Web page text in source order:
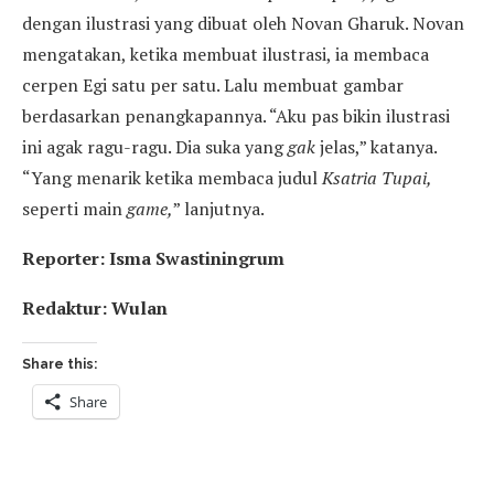
dengan ilustrasi yang dibuat oleh Novan Gharuk. Novan
mengatakan, ketika membuat ilustrasi, ia membaca
cerpen Egi satu per satu. Lalu membuat gambar
berdasarkan penangkapannya. “Aku pas bikin ilustrasi
ini agak ragu-ragu. Dia suka yanggakjelas,” katanya.
“Yang menarik ketika membaca judulKsatria Tupai,
seperti maingame,” lanjutnya.
Reporter: Isma Swastiningrum
Redaktur: Wulan
Share this:
Share